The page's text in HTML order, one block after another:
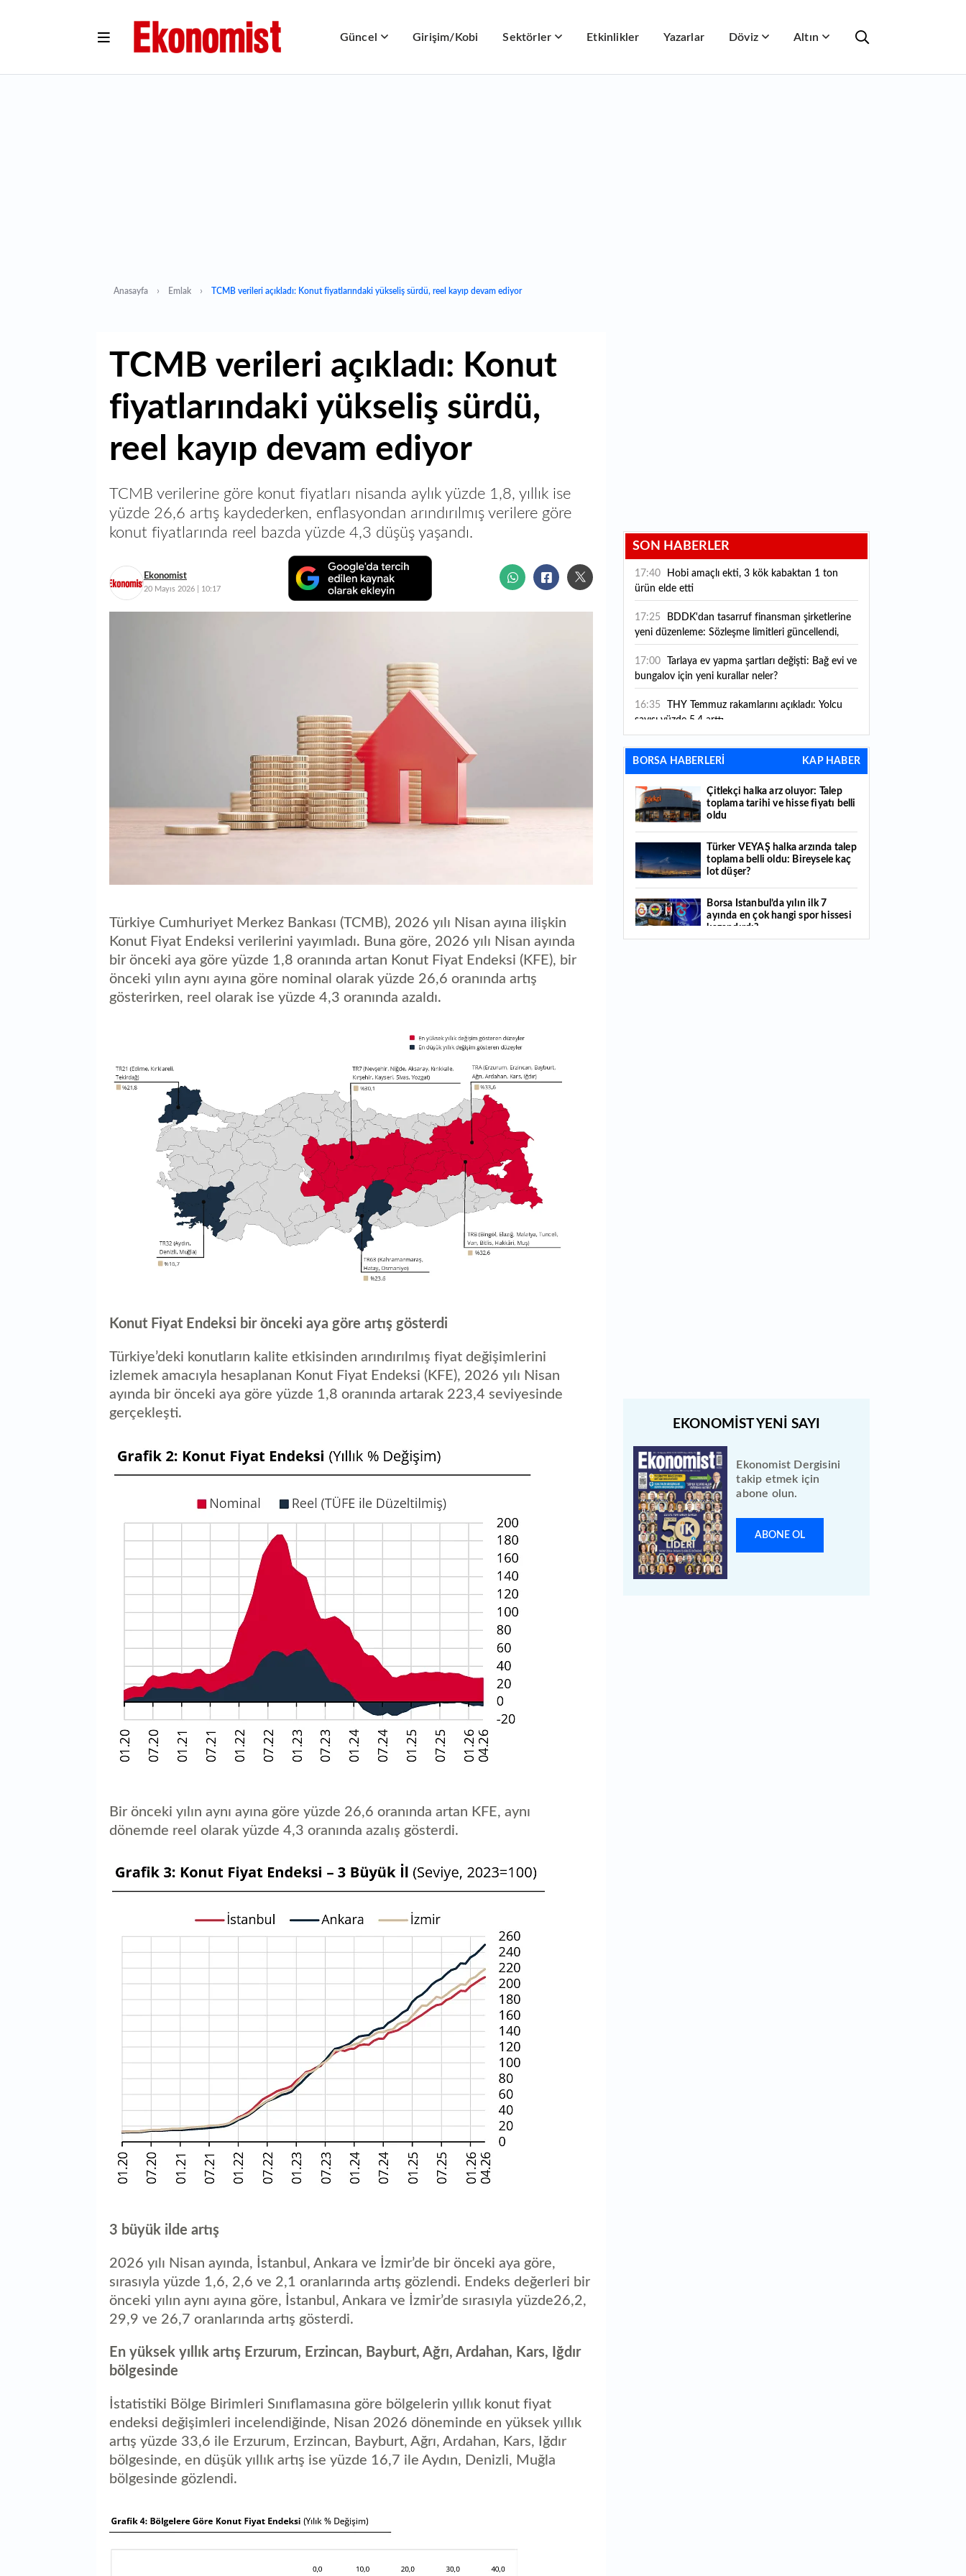
Güncel Girişim/Kobi Sektörler Etkinlikler Yazarlar Döviz Altın
Anasayfa Emlak TCMB verileri açıkladı: Konut fiyatlarındaki yükseliş sürdü, reel kayıp devam ediyor
TCMB verileri açıkladı: Konut
fiyatlarındaki yükseliş sürdü,
reel kayıp devam ediyor
TCMB verilerine göre konut fiyatları nisanda aylık yüzde 1,8, yıllık ise
yüzde 26,6 artış kaydederken, enflasyondan arındırılmış verilere göre
konut fiyatlarında reel bazda yüzde 4,3 düşüş yaşandı.
Ekonomist
20 Mayıs 2026 | 10:17
Türkiye Cumhuriyet Merkez Bankası (TCMB), 2026 yılı Nisan ayına ilişkin
Konut Fiyat Endeksi verilerini yayımladı. Buna göre, 2026 yılı Nisan ayında
bir önceki aya göre yüzde 1,8 oranında artan Konut Fiyat Endeksi (KFE), bir
önceki yılın aynı ayına göre nominal olarak yüzde 26,6 oranında artış
gösterirken, reel olarak ise yüzde 4,3 oranında azaldı.
Konut Fiyat Endeksi bir önceki aya göre artış gösterdi
Türkiye’deki konutların kalite etkisinden arındırılmış fiyat değişimlerini
izlemek amacıyla hesaplanan Konut Fiyat Endeksi (KFE), 2026 yılı Nisan
ayında bir önceki aya göre yüzde 1,8 oranında artarak 223,4 seviyesinde
gerçekleşti.
Bir önceki yılın aynı ayına göre yüzde 26,6 oranında artan KFE, aynı
dönemde reel olarak yüzde 4,3 oranında azalış gösterdi.
3 büyük ilde artış
2026 yılı Nisan ayında, İstanbul, Ankara ve İzmir’de bir önceki aya göre,
sırasıyla yüzde 1,6, 2,6 ve 2,1 oranlarında artış gözlendi. Endeks değerleri bir
önceki yılın aynı ayına göre, İstanbul, Ankara ve İzmir’de sırasıyla yüzde26,2,
29,9 ve 26,7 oranlarında artış gösterdi.
En yüksek yıllık artış Erzurum, Erzincan, Bayburt, Ağrı, Ardahan, Kars, Iğdır
bölgesinde
İstatistiki Bölge Birimleri Sınıflamasına göre bölgelerin yıllık konut fiyat
endeksi değişimleri incelendiğinde, Nisan 2026 döneminde en yüksek yıllık
artış yüzde 33,6 ile Erzurum, Erzincan, Bayburt, Ağrı, Ardahan, Kars, Iğdır
bölgesinde, en düşük yıllık artış ise yüzde 16,7 ile Aydın, Denizli, Muğla
bölgesinde gözlendi.
SON HABERLER
17:40
ürün elde etti
17:25
yeni düzenleme: Sözleşme limitleri güncellendi,
yeni kurallar yürürlüğe girdi
17:00
bungalov için yeni kurallar neler?
16:35
sayısı yüzde 5,4 arttı
16:27 Piyasaların beklediği veri geldi: ABD tarım
dışı istihdam rakamları açıklandı
16:24 Çitlekçi halka arz oluyor: Talep toplama
tarihi ve hisse fiyatı belli oldu
yapmak istediğini savundu
16:04 Boğaz’ın kıtaları birleştiren ruhu Memorial
16:01 Hafta sonu hava nasıl olacak?
BORSA HABERLERİ KAP HABER
Çitlekçi halka arz oluyor: Talep
toplama tarihi ve hisse fiyatı belli
oldu
Türker VEYAŞ halka arzında talep
toplama belli oldu: Bireysele kaç
lot düşer?
Borsa İstanbul’da yılın ilk 7
ayında en çok hangi spor hissesi
kazandırdı?
Ekonomist Dergisini
takip etmek için
abone olun.
ABONE OL